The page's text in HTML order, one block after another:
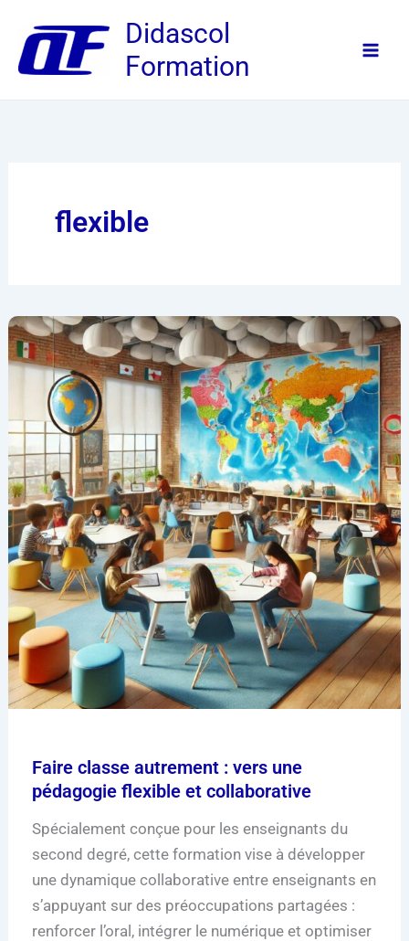
contenu
Didascol
Formation
flexible
Faire classe autrement : vers une
pédagogie flexible et collaborative
Spécialement conçue pour les enseignants du
second degré, cette formation vise à développer
une dynamique collaborative entre enseignants en
s’appuyant sur des préoccupations partagées :
renforcer l’oral, intégrer le numérique et optimiser